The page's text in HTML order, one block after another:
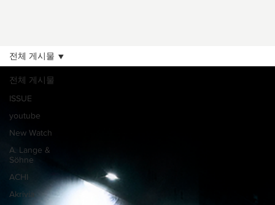
전체 게시물
ISSUE
youtube
New Watch
A. Lange &
Söhne
ACHI
Akrivia
전체 게시물